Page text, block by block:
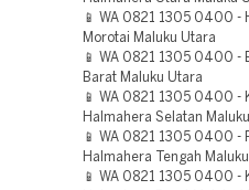
📱 WA 0821 1305 0400 -
Morotai Maluku Utara
📱 WA 0821 1305 0400 -
Barat Maluku Utara
📱 WA 0821 1305 0400 -
Halmahera Selatan
📱 WA 0821 1305 0400 -
Halmahera Tengah
📱 WA 0821 1305 0400 -